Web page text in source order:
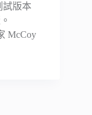
試版本
McCoy